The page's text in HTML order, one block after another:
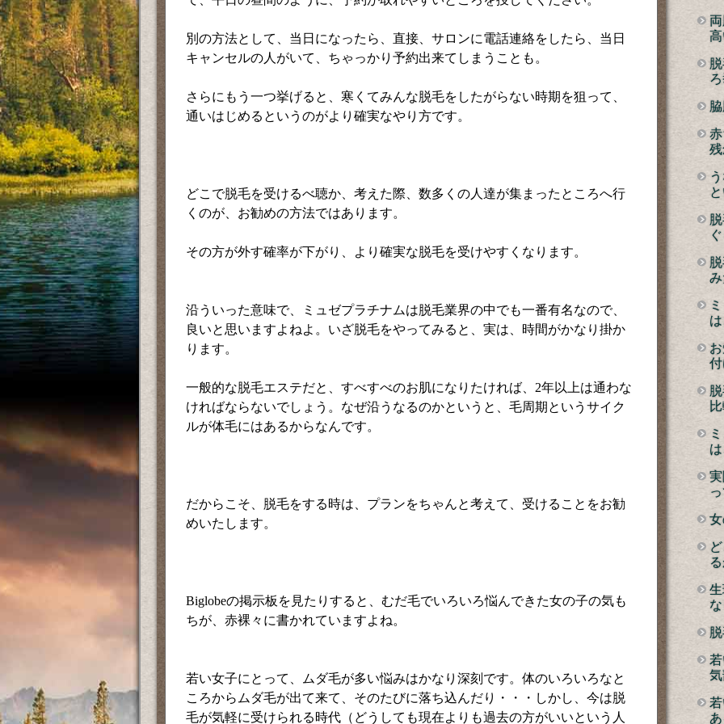
別の方法として、当日になったら、直接、サロンに電話連絡をしたら、当日
キャンセルの人がいて、ちゃっかり予約出来てしまうことも。
さらにもう一つ挙げると、寒くてみんな脱毛をしたがらない時期を狙って、
通いはじめるというのがより確実なやり方です。
どこで脱毛を受けるべ聴か、考えた際、数多くの人達が集まったところへ行
くのが、お勧めの方法ではあります。
その方が外す確率が下がり、より確実な脱毛を受けやすくなります。
沿ういった意味で、ミュゼプラチナムは脱毛業界の中でも一番有名なので、
良いと思いますよねよ。いざ脱毛をやってみると、実は、時間がかなり掛か
ります。
一般的な脱毛エステだと、すべすべのお肌になりたければ、2年以上は通わな
ければならないでしょう。なぜ沿うなるのかというと、毛周期というサイク
ルが体毛にはあるからなんです。
だからこそ、脱毛をする時は、プランをちゃんと考えて、受けることをお勧
めいたします。
Biglobeの掲示板を見たりすると、むだ毛でいろいろ悩んできた女の子の気も
ちが、赤裸々に書かれていますよね。
若い女子にとって、ムダ毛が多い悩みはかなり深刻です。体のいろいろなと
ころからムダ毛が出て来て、そのたびに落ち込んだり・・・しかし、今は脱
毛が気軽に受けられる時代（どうしても現在よりも過去の方がいいという人